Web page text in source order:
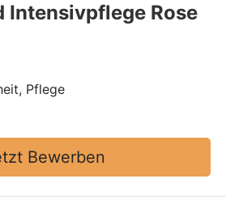
Intensivpflege Rose
Pflege
Bewerben